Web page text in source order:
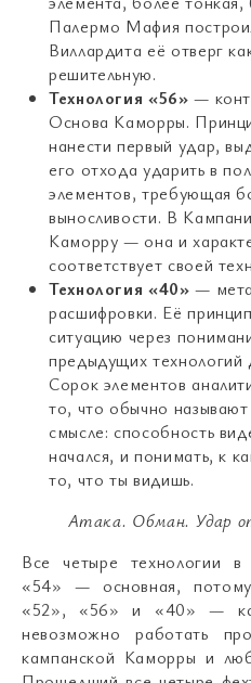
Палермо Мафия
Виллардита её отверг
решительную.
Технология «56»—
Основа Каморры.
нанести первый удар,
его отхода ударить в
элементов, требующая
выносливости. В
Каморру — она и
соответствует своей
Технология «40»—
расшифровки. Её
ситуацию через
предыдущих технологий
Сорок элементов
то, что обычно
смысле: способность
начался, и понимать, к
то, что ты видишь.
Атака. Обман. Удар
Все четыре технологии в
«54» — основная,
«52», «56» и «40» —
невозможно работать
кампанской Каморры и